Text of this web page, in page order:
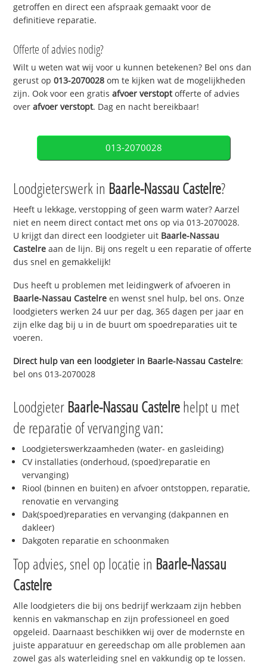
getroffen en direct een afspraak gemaakt voor de
definitieve reparatie.
Offerte of advies nodig?
Wilt u weten wat wij voor u kunnen betekenen? Bel ons dan
gerust op013-2070028 om te kijken wat de mogelijkheden
zijn. Ook voor een gratisafvoer verstoptofferte of advies
overafvoer verstopt. Dag en nacht bereikbaar!
013-2070028
Loodgieterswerk in Baarle-Nassau Castelre?
Heeft u lekkage, verstopping of geen warm water? Aarzel
niet en neem direct contact met ons op via 013-2070028.
U krijgt dan direct een loodgieter uit Baarle-Nassau
Castelre aan de lijn. Bij ons regelt u een reparatie of offerte
dus snel en gemakkelijk!
Dus heeft u problemen met leidingwerk of afvoeren in
Baarle-Nassau Castelre en wenst snel hulp, bel ons. Onze
loodgieters werken 24 uur per dag, 365 dagen per jaar en
zijn elke dag bij u in de buurt om spoedreparaties uit te
voeren.
Direct hulp van een loodgieter in Baarle-Nassau Castelre:
bel ons 013-2070028
Loodgieter Baarle-Nassau Castelrehelpt u met
de reparatie of vervanging van:
Loodgieterswerkzaamheden (water- en gasleiding)
CV installaties (onderhoud, (spoed)reparatie en
vervanging)
Riool (binnen en buiten) en afvoer ontstoppen, reparatie,
renovatie en vervanging
Dak(spoed)reparaties en vervanging (dakpannen en
dakleer)
Dakgoten reparatie en schoonmaken
Top advies, snel op locatie in Baarle-Nassau
Castelre
Alle loodgieters die bij ons bedrijf werkzaam zijn hebben
kennis en vakmanschap en zijn professioneel en goed
opgeleid. Daarnaast beschikken wij over de modernste en
juiste apparatuur en gereedschap om alle problemen aan
zowel gas als waterleiding snel en vakkundig op te lossen.